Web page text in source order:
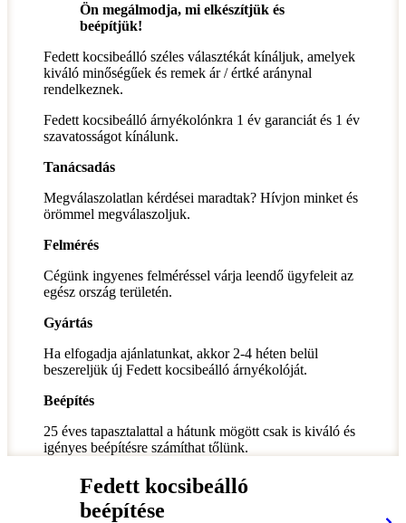
Ön megálmodja, mi elkészítjük és
beépítjük!
Fedett kocsibeálló széles választékát kínáljuk, amelyek
kiváló minőségűek és remek ár / értké aránynal
rendelkeznek.
Fedett kocsibeálló árnyékolónkra 1 év garanciát és 1 év
szavatosságot kínálunk.
Tanácsadás
Megválaszolatlan kérdései maradtak? Hívjon minket és
örömmel megválaszoljuk.
Felmérés
Cégünk ingyenes felméréssel várja leendő ügyfeleit az
egész ország területén.
Gyártás
Ha elfogadja ajánlatunkat, akkor 2-4 héten belül
beszereljük új Fedett kocsibeálló árnyékolóját.
Beépítés
25 éves tapasztalattal a hátunk mögött csak is kiváló és
igényes beépítésre számíthat tőlünk.
Fedett kocsibeálló
beépítése